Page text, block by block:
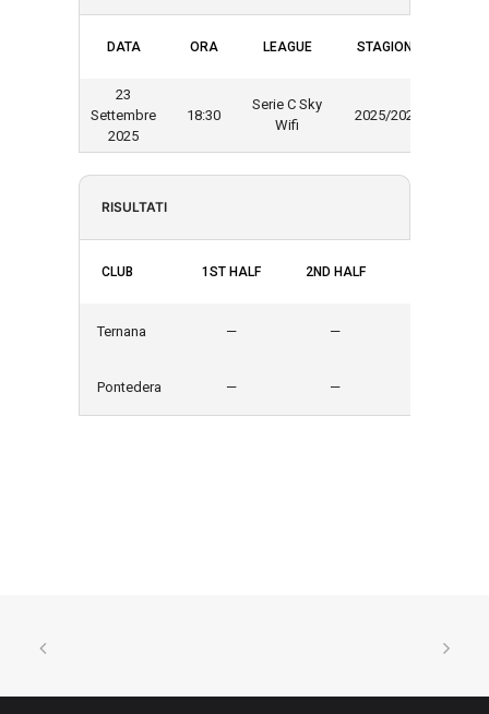
DATA ORA LEAGUE STAGIONE
23
Settembre
2025
18:30
Serie C Sky
Wifi
2025/2026
RISULTATI
CLUB 1ST HALF 2ND HALF
Ternana — —
Pontedera — —